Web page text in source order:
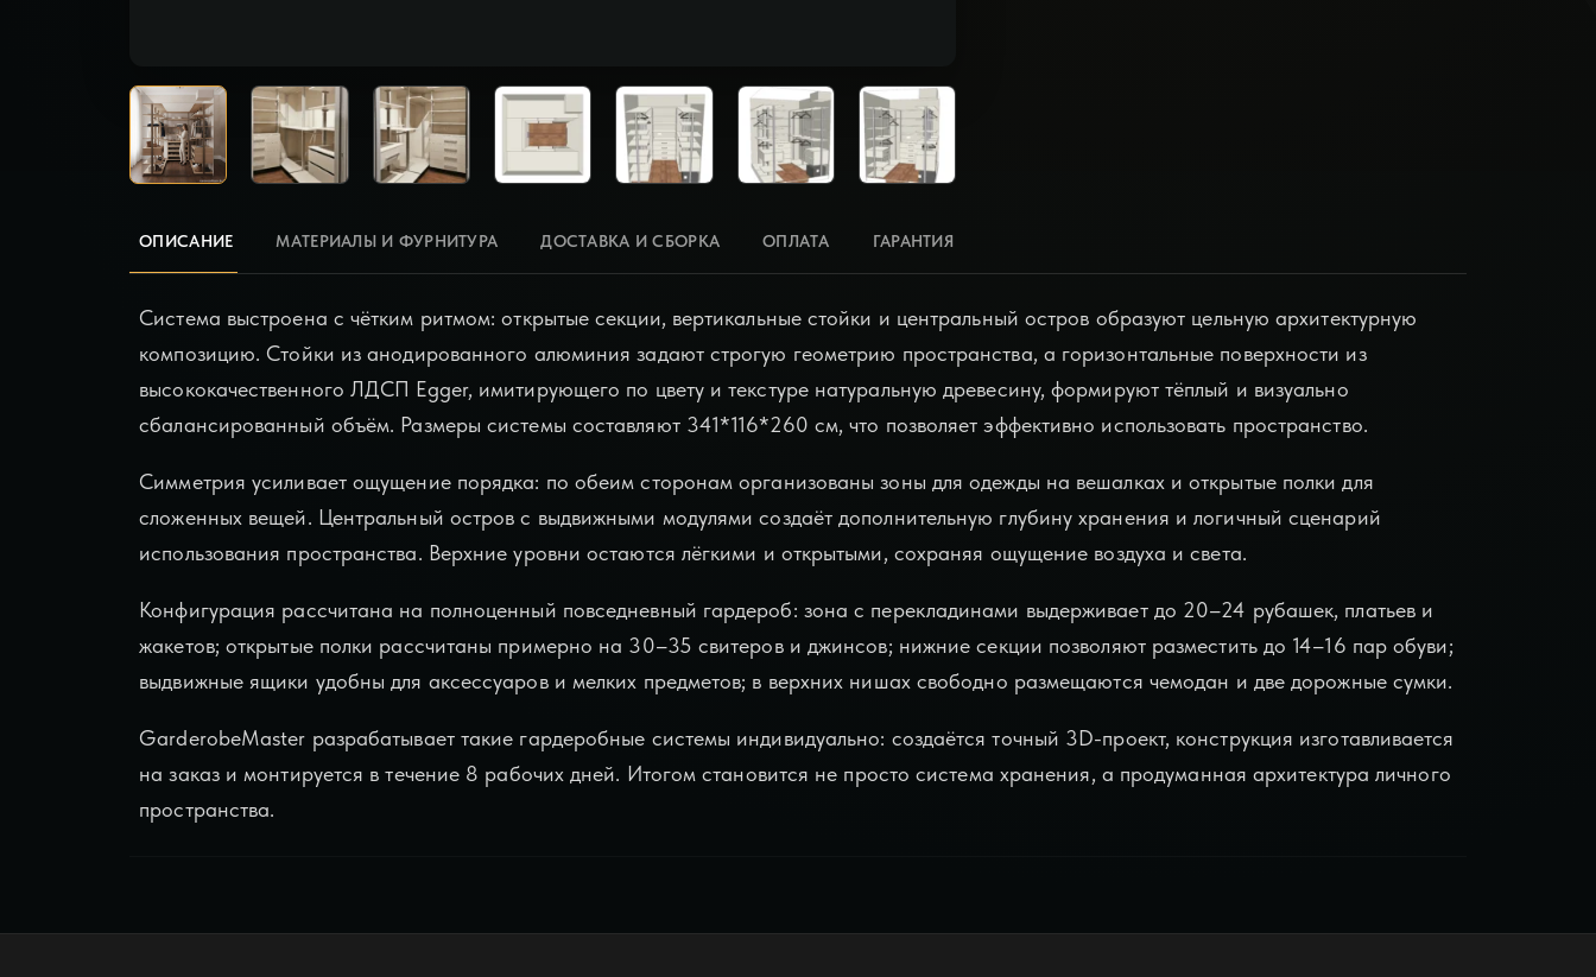
ОПИСАНИЕ МАТЕРИАЛЫ И ФУРНИТУРА ДОСТАВКА И СБОРКА ОПЛАТА ГАРАНТИЯ
Система выстроена с чётким ритмом: открытые секции, вертикальные стойки и центральный остров образуют цельную архитектурную
композицию. Стойки из анодированного алюминия задают строгую геометрию пространства, а горизонтальные поверхности из
высококачественного ЛДСП Egger, имитирующего по цвету и текстуре натуральную древесину, формируют тёплый и визуально
сбалансированный объём. Размеры системы составляют 341*116*260 см, что позволяет эффективно использовать пространство.
Симметрия усиливает ощущение порядка: по обеим сторонам организованы зоны для одежды на вешалках и открытые полки для
сложенных вещей. Центральный остров с выдвижными модулями создаёт дополнительную глубину хранения и логичный сценарий
использования пространства. Верхние уровни остаются лёгкими и открытыми, сохраняя ощущение воздуха и света.
Конфигурация рассчитана на полноценный повседневный гардероб: зона с перекладинами выдерживает до 20–24 рубашек, платьев и
жакетов; открытые полки рассчитаны примерно на 30–35 свитеров и джинсов; нижние секции позволяют разместить до 14–16 пар обуви;
выдвижные ящики удобны для аксессуаров и мелких предметов; в верхних нишах свободно размещаются чемодан и две дорожные сумки.
GarderobeMaster разрабатывает такие гардеробные системы индивидуально: создаётся точный 3D-проект, конструкция изготавливается
на заказ и монтируется в течение 8 рабочих дней. Итогом становится не просто система хранения, а продуманная архитектура личного
пространства.